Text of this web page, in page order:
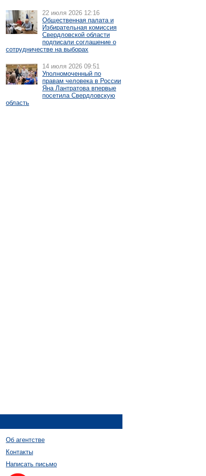
22 июля 2026 12:16
Общественная палата и
Избирательная комиссия
Свердловской области
подписали соглашение о
сотрудничестве на выборах
14 июля 2026 09:51
Уполномоченный по
правам человека в России
Яна Лантратова впервые
посетила Свердловскую
область
Об агентстве
Контакты
Написать письмо